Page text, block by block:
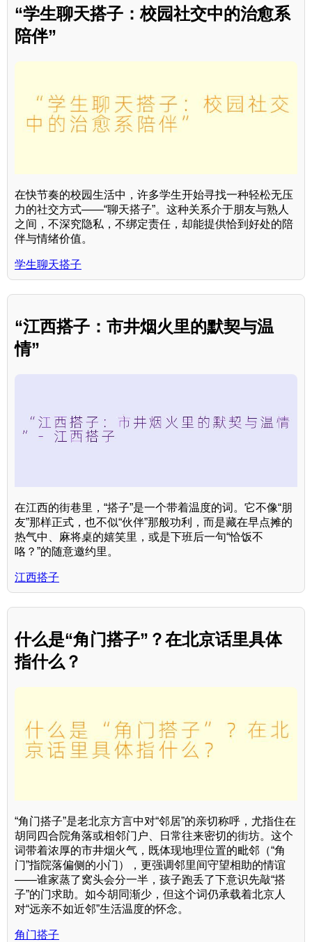
“学生聊天搭子：校园社交中的治愈系
陪伴”
在快节奏的校园生活中，许多学生开始寻找一种轻松无压
力的社交方式——“聊天搭子”。这种关系介于朋友与熟人
之间，不深究隐私，不绑定责任，却能提供恰到好处的陪
伴与情绪价值。
学生聊天搭子
“江西搭子：市井烟火里的默契与温
情”
在江西的街巷里，“搭子”是一个带着温度的词。它不像“朋
友”那样正式，也不似“伙伴”那般功利，而是藏在早点摊的
热气中、麻将桌的嬉笑里，或是下班后一句“恰饭不
咯？”的随意邀约里。
江西搭子
什么是“角门搭子”？在北京话里具体
指什么？
“角门搭子”是老北京方言中对“邻居”的亲切称呼，尤指住在
胡同四合院角落或相邻门户、日常往来密切的街坊。这个
词带着浓厚的市井烟火气，既体现地理位置的毗邻（“角
门”指院落偏侧的小门），更强调邻里间守望相助的情谊
——谁家蒸了窝头会分一半，孩子跑丢了下意识先敲“搭
子”的门求助。如今胡同渐少，但这个词仍承载着北京人
对“远亲不如近邻”生活温度的怀念。
角门搭子